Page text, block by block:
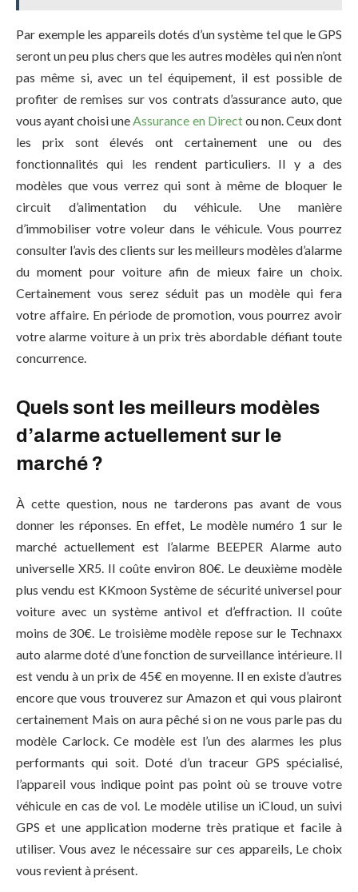
Par exemple les appareils dotés d’un système tel que le GPS
seront un peu plus chers que les autres modèles qui n’en n’ont
pas même si, avec un tel équipement, il est possible de
profiter de remises sur vos contrats d’assurance auto, que
vous ayant choisi uneAssurance en Directou non. Ceux dont
les prix sont élevés ont certainement une ou des
fonctionnalités qui les rendent particuliers. Il y a des
modèles que vous verrez qui sont à même de bloquer le
circuit d’alimentation du véhicule. Une manière
d’immobiliser votre voleur dans le véhicule. Vous pourrez
consulter l’avis des clients sur les meilleurs modèles d’alarme
du moment pour voiture afin de mieux faire un choix.
Certainement vous serez séduit pas un modèle qui fera
votre affaire. En période de promotion, vous pourrez avoir
votre alarme voiture à un prix très abordable défiant toute
concurrence.
Quels sont les meilleurs modèles
d’alarme actuellement sur le
marché ?
À cette question, nous ne tarderons pas avant de vous
donner les réponses. En effet, Le modèle numéro 1 sur le
marché actuellement est l’alarme BEEPER Alarme auto
universelle XR5. Il coûte environ 80€. Le deuxième modèle
plus vendu est KKmoon Système de sécurité universel pour
voiture avec un système antivol et d’effraction. Il coûte
moins de 30€. Le troisième modèle repose sur le Technaxx
auto alarme doté d’une fonction de surveillance intérieure. Il
est vendu à un prix de 45€ en moyenne. Il en existe d’autres
encore que vous trouverez sur Amazon et qui vous plairont
certainement Mais on aura pêché si on ne vous parle pas du
modèle Carlock. Ce modèle est l’un des alarmes les plus
performants qui soit. Doté d’un traceur GPS spécialisé,
l’appareil vous indique point pas point où se trouve votre
véhicule en cas de vol. Le modèle utilise un iCloud, un suivi
GPS et une application moderne très pratique et facile à
utiliser. Vous avez le nécessaire sur ces appareils, Le choix
vous revient à présent.